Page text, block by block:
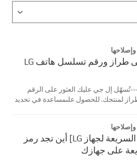
كيفية العثور على طراز ورقم تسلسل هاتف LG
تُسهّل إل جي عليك العثور على الرقم
لمنتجك. للحصول علىمساعدة في تحديد
[رمز الاستجابة السريعة لجهاز LG] أين تجد رمز
على جهازك